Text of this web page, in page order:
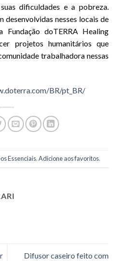
dificuldades e a pobreza.
desenvolvidas nesses locais de
Fundação doTERRA Healing
projetos humanitários que
trabalhadora nessas
BR/pt_BR/
Essenciais.Adicione aos favoritos.
Difusor caseiro feito com